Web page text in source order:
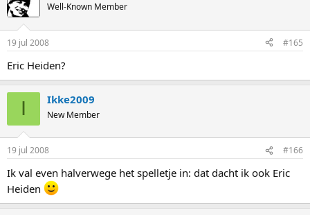
Well-Known Member
19 jul 2008 #165
Eric Heiden?
I Ikke2009
New Member
19 jul 2008 #166
Ik val even halverwege het spelletje in: dat dacht ik ook Eric
Heiden